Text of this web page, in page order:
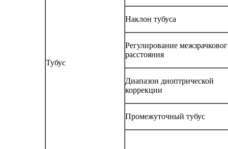
Тубус
Наклон тубуса
Регулирование
расстояния
Диапазон диоптрической
коррекции
Промежуточный тубус